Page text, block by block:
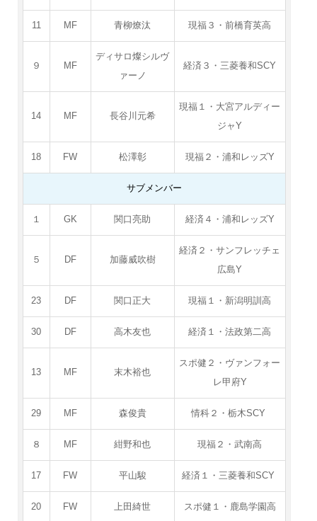
11 MF 青柳燎汰 現福３・前橋育英高
９ MF
ディサロ燦シルヴ
ァーノ
経済３・三菱養和SCY
14 MF 長谷川元希
現福１・大宮アルディー
ジャY
18 FW 松澤彰 現福２・浦和レッズY
サブメンバー
１ GK 関口亮助 経済４・浦和レッズY
５ DF 加藤威吹樹
経済２・サンフレッチェ
広島Y
23 DF 関口正大 現福１・新潟明訓高
30 DF 高木友也 経済１・法政第二高
13 MF 末木裕也
スポ健２・ヴァンフォー
レ甲府Y
29 MF 森俊貴 情科２・栃木SCY
８ MF 紺野和也 現福２・武南高
17 FW 平山駿 経済１・三菱養和SCY
20 FW 上田綺世 スポ健１・鹿島学園高